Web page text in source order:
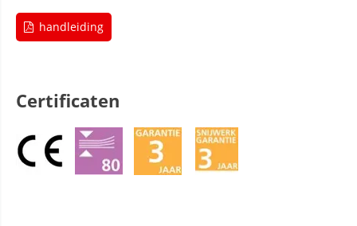
handleiding
Certificaten